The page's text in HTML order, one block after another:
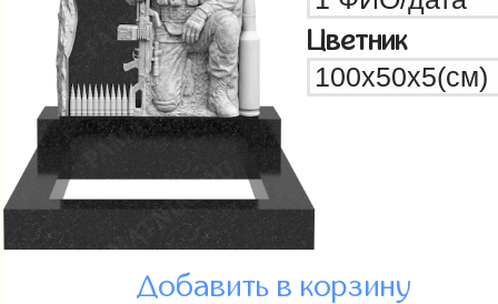
Цветник
Добавить в корзину